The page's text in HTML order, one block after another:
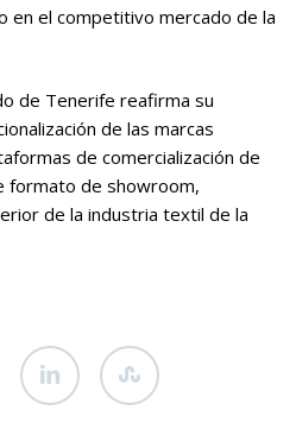
en el competitivo mercado de la
de Tenerife reafirma su
de las marcas
de comercialización de
formato de showroom,
de la industria textil de la